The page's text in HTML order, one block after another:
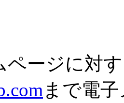
ページに対
まで電